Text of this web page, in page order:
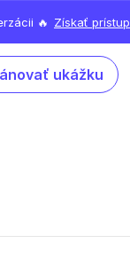
🔥 Získať prístup
ukážku